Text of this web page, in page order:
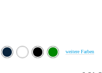
weitere Farben